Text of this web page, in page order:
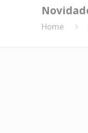
Home